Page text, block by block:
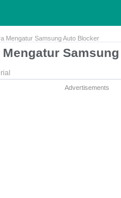
Mengatur Samsung Auto Blocker
Advertisements